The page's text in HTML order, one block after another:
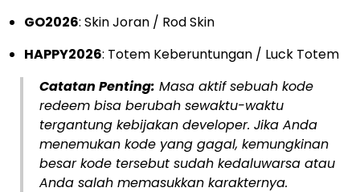
GO2026: Skin Joran / Rod Skin
HAPPY2026: Totem Keberuntungan / Luck Totem
Catatan Penting: Masa aktif sebuah kode
redeem bisa berubah sewaktu-waktu
tergantung kebijakan developer. Jika Anda
menemukan kode yang gagal, kemungkinan
besar kode tersebut sudah kedaluwarsa atau
Anda salah memasukkan karakternya.